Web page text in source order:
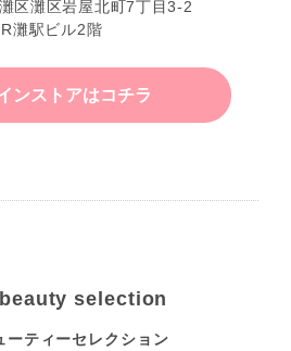
区灘区岩屋北町7丁目3-2
灘駅ビル2階
ンストアはコチラ
selection
ーティーセレクション